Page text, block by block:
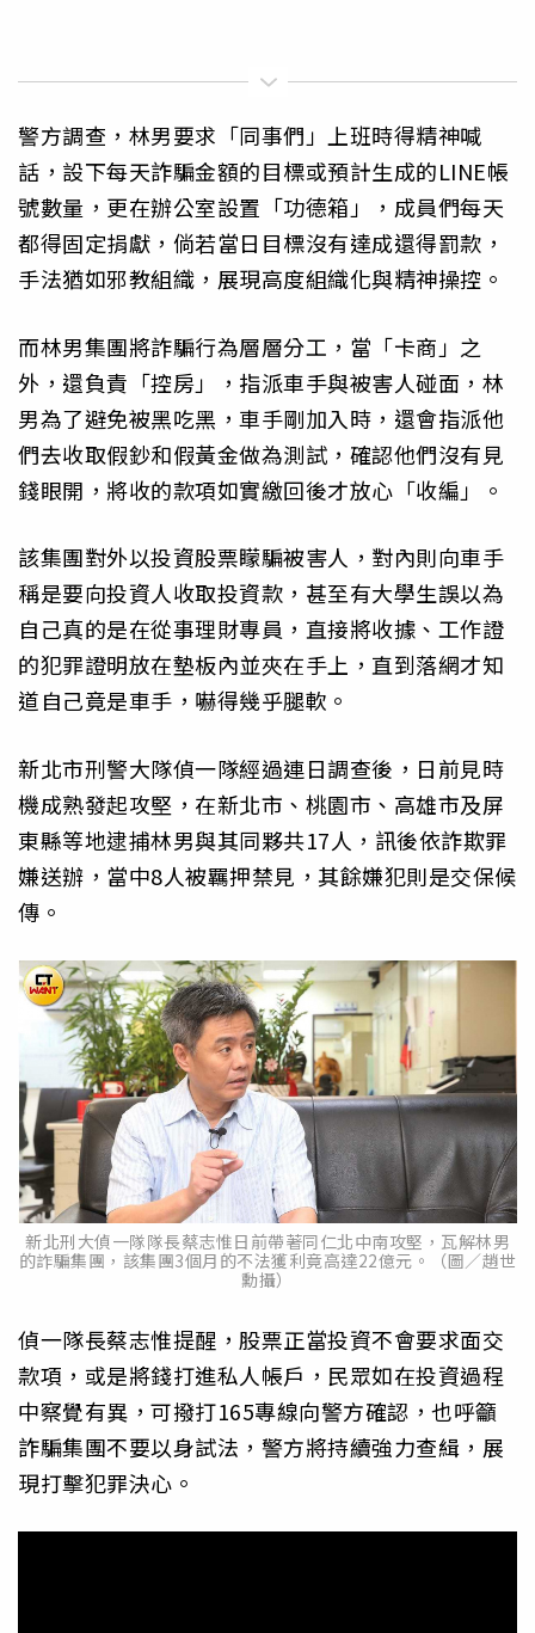
警方調查，林男要求「同事們」上班時得精神喊
話，設下每天詐騙金額的目標或預計生成的LINE帳
號數量，更在辦公室設置「功德箱」，成員們每天
都得固定捐獻，倘若當日目標沒有達成還得罰款，
手法猶如邪教組織，展現高度組織化與精神操控。
而林男集團將詐騙行為層層分工，當「卡商」之
外，還負責「控房」，指派車手與被害人碰面，林
男為了避免被黑吃黑，車手剛加入時，還會指派他
們去收取假鈔和假黃金做為測試，確認他們沒有見
錢眼開，將收的款項如實繳回後才放心「收編」。
該集團對外以投資股票矇騙被害人，對內則向車手
稱是要向投資人收取投資款，甚至有大學生誤以為
自己真的是在從事理財專員，直接將收據、工作證
的犯罪證明放在墊板內並夾在手上，直到落網才知
道自己竟是車手，嚇得幾乎腿軟。
新北市刑警大隊偵一隊經過連日調查後，日前見時
機成熟發起攻堅，在新北市、桃園市、高雄市及屏
東縣等地逮捕林男與其同夥共17人，訊後依詐欺罪
嫌送辦，當中8人被羈押禁見，其餘嫌犯則是交保候
傳。
新北刑大偵一隊隊長蔡志惟日前帶著同仁北中南攻堅，瓦解林男
的詐騙集團，該集團3個月的不法獲利竟高達22億元。（圖／趙世
勳攝）
偵一隊長蔡志惟提醒，股票正當投資不會要求面交
款項，或是將錢打進私人帳戶，民眾如在投資過程
中察覺有異，可撥打165專線向警方確認，也呼籲
詐騙集團不要以身試法，警方將持續強力查緝，展
現打擊犯罪決心。